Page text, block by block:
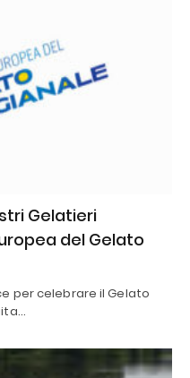
Gelatieri
del Gelato
per celebrare il Gelato